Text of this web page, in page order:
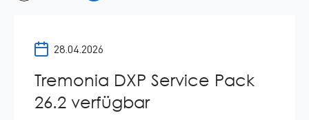
Tremonia DXP Service Pack
26.2 verfügbar
Datum:28.04.2026